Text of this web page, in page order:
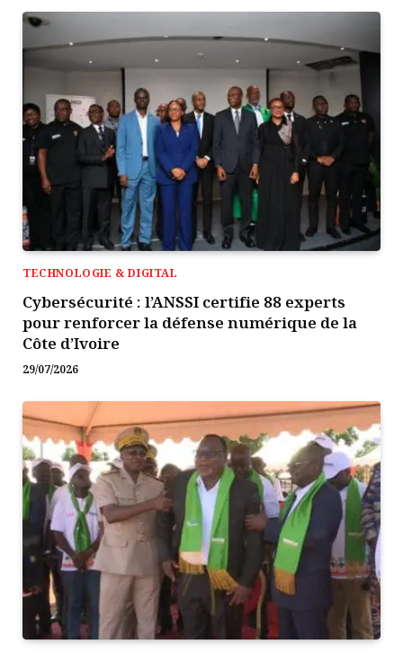
TECHNOLOGIE & DIGITAL
Cybersécurité : l’ANSSI certifie 88 experts
pour renforcer la défense numérique de la
Côte d’Ivoire
29/07/2026